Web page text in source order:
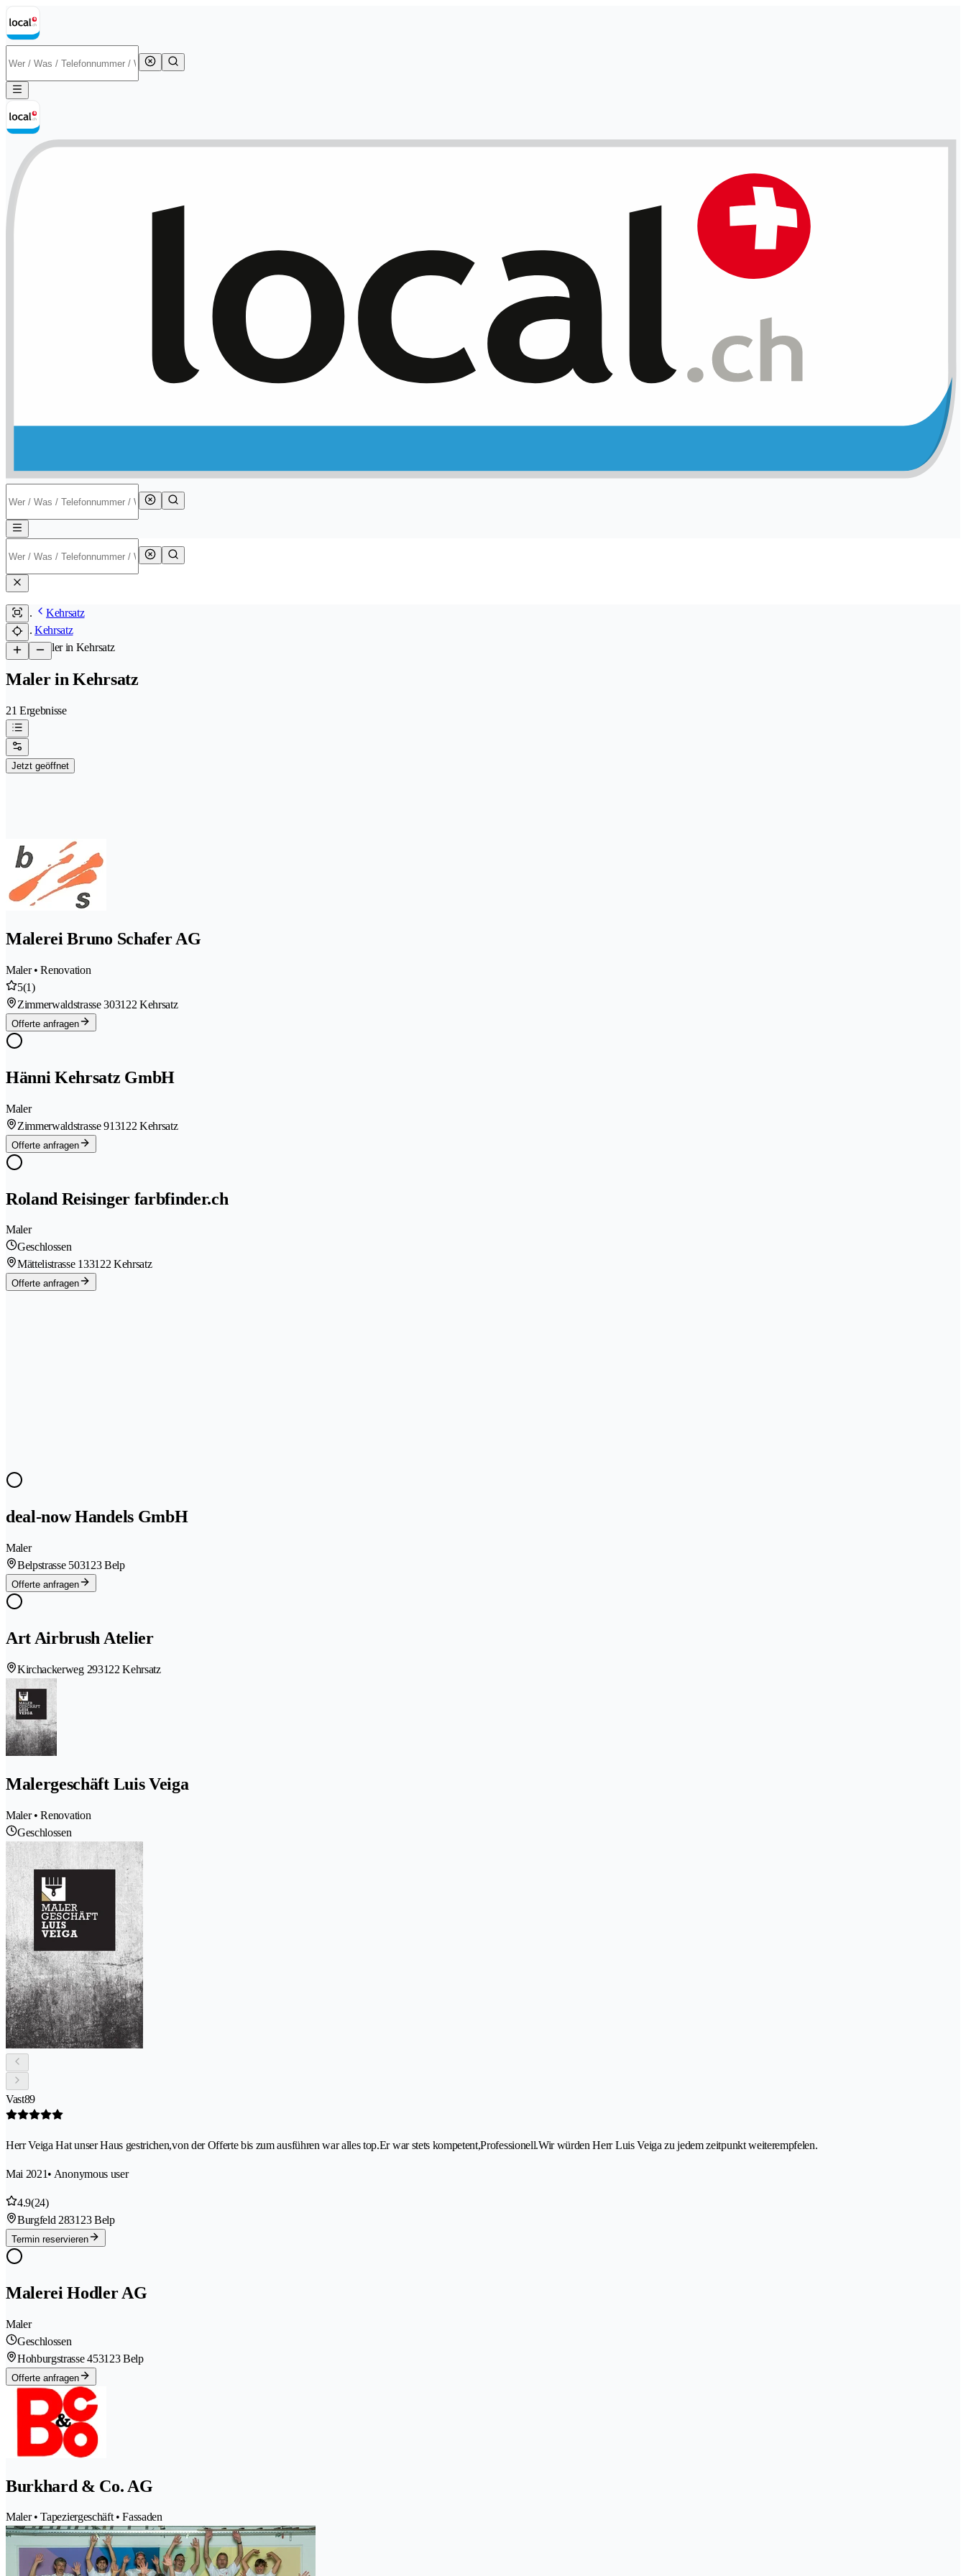
Kehrsatz
Kehrsatz
/Maler in Kehrsatz
Maler in Kehrsatz
21 Ergebnisse
Jetzt geöffnet
Malerei Bruno Schafer AG
Maler • Renovation
5(1)
Zimmerwaldstrasse 303122 Kehrsatz
Offerte anfragen
Hänni Kehrsatz GmbH
Maler
Zimmerwaldstrasse 913122 Kehrsatz
Offerte anfragen
Roland Reisinger farbfinder.ch
Maler
Geschlossen
Mättelistrasse 133122 Kehrsatz
Offerte anfragen
deal-now Handels GmbH
Maler
Belpstrasse 503123 Belp
Offerte anfragen
Art Airbrush Atelier
Kirchackerweg 293122 Kehrsatz
Malergeschäft Luis Veiga
Maler • Renovation
Geschlossen
Vast89
Herr Veiga Hat unser Haus gestrichen,von der Offerte bis zum ausführen war alles top.Er war stets kompetent,Professionell.Wir würden Herr Luis Veiga zu jedem zeitpunkt weiterempfelen.
Mai 2021• Anonymous user
4.9(24)
Burgfeld 283123 Belp
Termin reservieren
Malerei Hodler AG
Maler
Geschlossen
Hohburgstrasse 453123 Belp
Offerte anfragen
Burkhard & Co. AG
Maler • Tapeziergeschäft • Fassaden